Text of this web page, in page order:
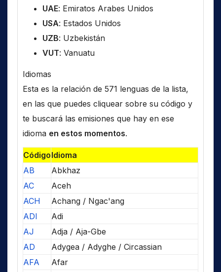
UAE: Emiratos Arabes Unidos
USA: Estados Unidos
UZB: Uzbekistán
VUT: Vanuatu
Idiomas
Esta es la relación de 571 lenguas de la lista,
en las que puedes cliquear sobre su código y
te buscará las emisiones que hay en ese
idioma en estos momentos.
CódigoIdioma
AB
Abkhaz
AC
Aceh
ACH
Achang / Ngac'ang
ADI
Adi
AJ
Adja / Aja-Gbe
AD
Adygea / Adyghe / Circassian
AFA
Afar